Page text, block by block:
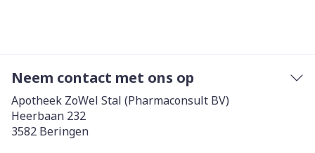
Neem contact met ons op
Apotheek ZoWel Stal (Pharmaconsult BV)
Heerbaan 232
3582 Beringen